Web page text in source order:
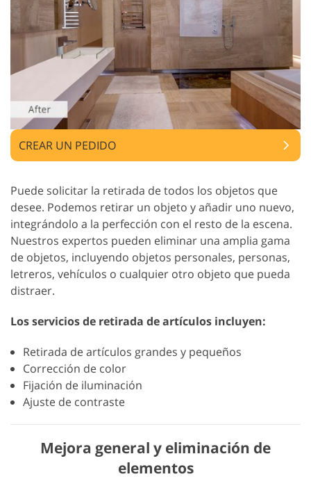
CREAR UN PEDIDO
Puede solicitar la retirada de todos los objetos que
desee. Podemos retirar un objeto y añadir uno nuevo,
integrándolo a la perfección con el resto de la escena.
Nuestros expertos pueden eliminar una amplia gama
de objetos, incluyendo objetos personales, personas,
letreros, vehículos o cualquier otro objeto que pueda
distraer.
Los servicios de retirada de artículos incluyen:
Retirada de artículos grandes y pequeños
Corrección de color
Fijación de iluminación
Ajuste de contraste
Mejora general y eliminación de
elementos